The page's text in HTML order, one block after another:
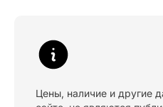
Цены, наличие и другие